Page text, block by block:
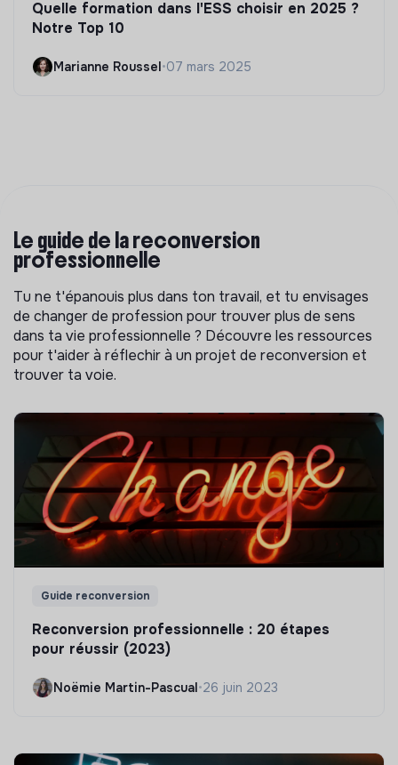
Quelle formation dans l'ESS choisir en 2025 ?
Notre Top 10
Marianne Roussel•07 mars 2025
Le guide de la reconversion
professionnelle
Tu ne t'épanouis plus dans ton travail, et tu envisages
de changer de profession pour trouver plus de sens
dans ta vie professionnelle ? Découvre les ressources
pour t'aider à réflechir à un projet de reconversion et
trouver ta voie.
Guide reconversion
Reconversion professionnelle : 20 étapes
pour réussir (2023)
Noëmie Martin-Pascual•26 juin 2023